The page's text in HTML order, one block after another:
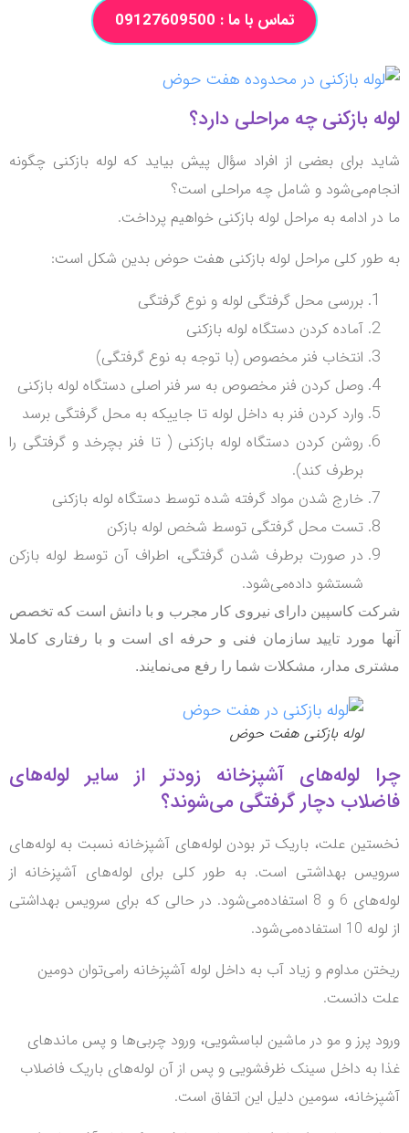
تماس با ما : 09127609500
بازکنی چه مراحلی دارد؟
برای بعضی از افراد سؤال پیش بیاید که لوله بازکنی چگونه
و شامل چه مراحلی است؟
ادامه به مراحل لوله بازکنی خواهیم پرداخت.
کلی مراحل لوله بازکنی هفت حوض بدین شکل است:
بررسی محل گرفتگی لوله و نوع گرفتگی
آماده کردن دستگاه لوله بازکنی
انتخاب فنر مخصوص (با توجه به نوع گرفتگی)
وصل کردن فنر مخصوص به سر فنر اصلی دستگاه لوله بازکنی
وارد کردن فنر به داخل لوله تا جاییکه به محل گرفتگی برسد
روشن کردن دستگاه لوله بازکنی ( تا فنر بچرخد و گرفتگی را
برطرف کند).
خارج شدن مواد گرفته شده توسط دستگاه لوله بازکنی
تست محل گرفتگی توسط شخص لوله بازکن
در صورت برطرف شدن گرفتگی، اطراف آن توسط لوله بازکن
شستشو داده‌می‌شود.
کاسپین دارای نیروی کار مجرب و با دانش است که تخصص
مورد تایید سازمان فنی و حرفه ‌ای استو با رفتاری کاملا
مدار، مشکلات شما را رفع‌ می‌نمایند.
لوله بازکنی هفت حوض
لوله‌های آشپزخانه زودتر از سایر لوله‌های
دچار گرفتگی‌ می‌شوند؟
علت، باریک تر بودن لوله‌های آشپزخانه نسبت به لوله‌های
بهداشتی است.به طور کلی برای لوله‌های آشپزخانه از
استفاده‌می‌شود.
در حالی که برای سرویس بهداشتی
مداوم و زیاد آب به داخل لوله آشپزخانه را‌می‌توان دومین
دانست.
پرز و مو در ماشین لباسشویی، ورود چربی‌ها و پس ماندهای
به داخل سینک ظرفشویی و پس از آن لوله‌های باریک فاضلاب
سومین دلیل این اتفاق است.